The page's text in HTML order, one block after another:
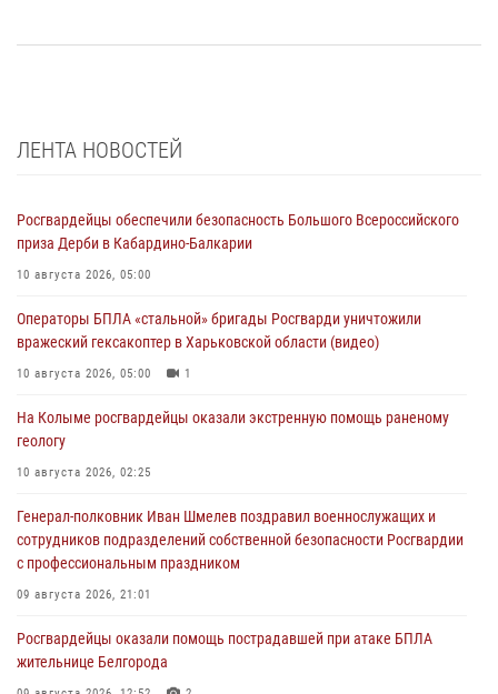
ЛЕНТА НОВОСТЕЙ
Росгвардейцы обеспечили безопасность Большого Всероссийского
приза Дерби в Кабардино-Балкарии
10 августа 2026, 05:00
Операторы БПЛА «стальной» бригады Росгварди уничтожили
вражеский гексакоптер в Харьковской области (видео)
10 августа 2026, 05:00 1
На Колыме росгвардейцы оказали экстренную помощь раненому
геологу
10 августа 2026, 02:25
Генерал-полковник Иван Шмелев поздравил военнослужащих и
сотрудников подразделений собственной безопасности Росгвардии
с профессиональным праздником
09 августа 2026, 21:01
Росгвардейцы оказали помощь пострадавшей при атаке БПЛА
жительнице Белгорода